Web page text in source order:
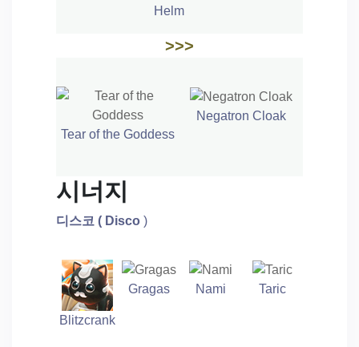
Helm
>>>
Tear of the Goddess
Negatron Cloak
시너지
디스코 ( Disco )
Blitzcrank
Gragas Nami Taric